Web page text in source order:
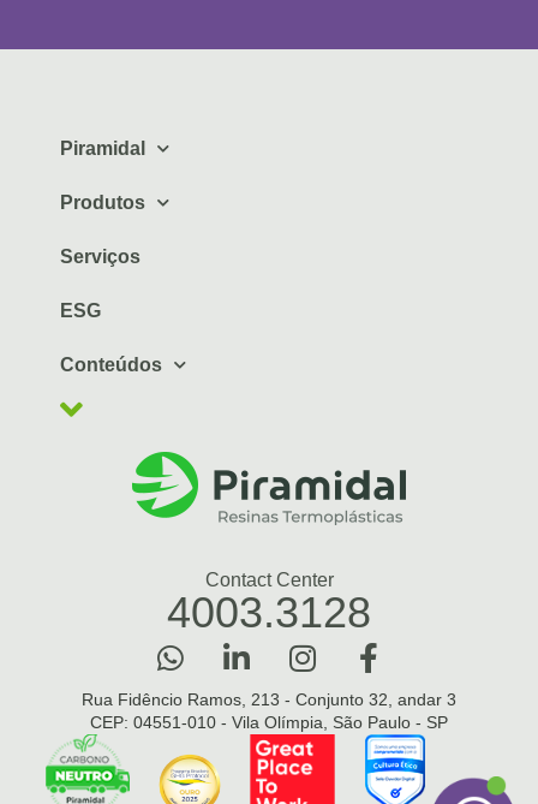
Piramidal
Produtos
Serviços
ESG
Conteúdos
Contact Center
4003.3128
Rua Fidêncio Ramos, 213 - Conjunto 32, andar 3
CEP: 04551-010 - Vila Olímpia, São Paulo - SP